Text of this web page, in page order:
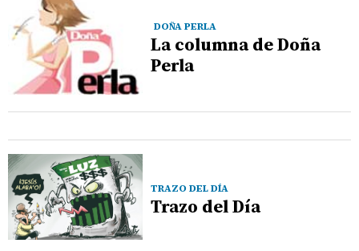
DOÑA PERLA
La columna de Doña
Perla
TRAZO DEL DÍA
Trazo del Día